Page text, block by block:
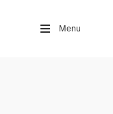
Menu